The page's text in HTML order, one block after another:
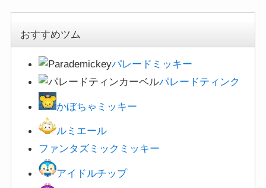
おすすめツム
パレードミッキー
パレードティンク
かぼちゃミッキー
ルミエール
ファンタズミックミッキー
アイドルチップ